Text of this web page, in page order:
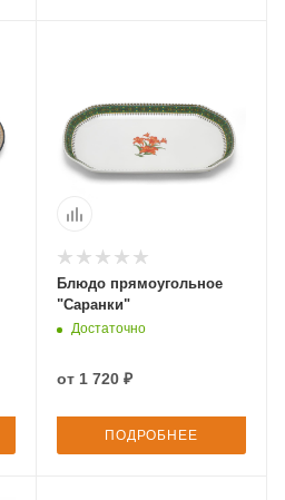
Блюдо прямоугольное
"Саранки"
Достаточно
от 1 720 ₽
ПОДРОБНЕЕ